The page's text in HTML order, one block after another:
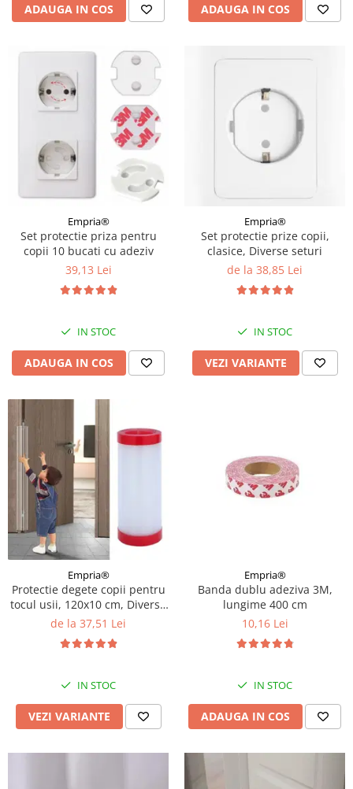
ADAUGA IN COS ADAUGA IN COS
Empria®
Set protectie priza pentru
copii 10 bucati cu adeziv
39,13 Lei
IN STOC
ADAUGA IN COS
Empria®
Set protectie prize copii,
clasice, Diverse seturi
de la 38,85 Lei
IN STOC
VEZI VARIANTE
Empria®
Protectie degete copii pentru
tocul usii, 120x10 cm, Diverse
dimensiuni
de la 37,51 Lei
IN STOC
VEZI VARIANTE
Empria®
Banda dublu adeziva 3M,
lungime 400 cm
10,16 Lei
IN STOC
ADAUGA IN COS